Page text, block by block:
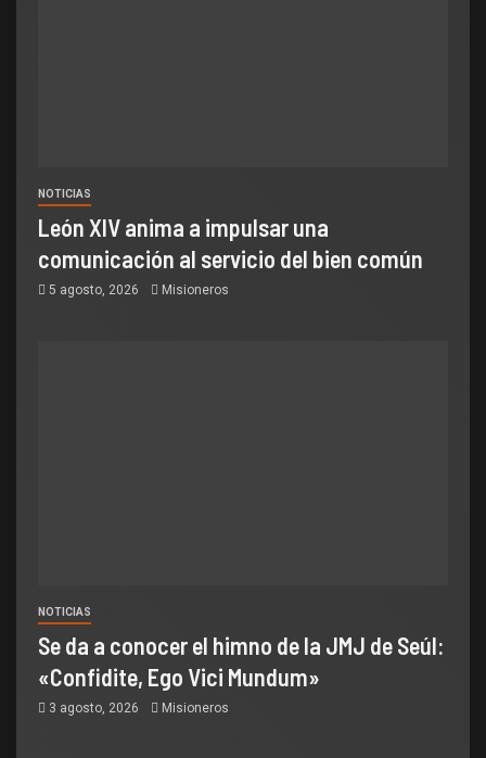
NOTICIAS
León XIV anima a impulsar una
comunicación al servicio del bien común
5 agosto, 2026 Misioneros
NOTICIAS
Se da a conocer el himno de la JMJ de Seúl:
«Confidite, Ego Vici Mundum»
3 agosto, 2026 Misioneros